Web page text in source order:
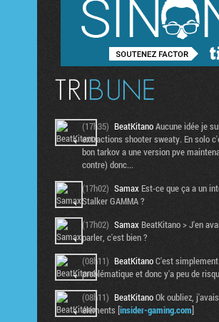
(17h35) BeatKitanoAucune idée je
extractions shooter sweaty. En solo
bon tarkov a une version pve
contre) donc...
(17h02) Samax Est-ce que ça a un
Stalker GAMMA ?
(17h02) Samax BeatKitano > J'en
parler, c'est bien ?
(08h11) BeatKitanoC'est
problématique et donc y'a peu de
(08h11) BeatKitanoOk oubliez,
éléments [insider-gaming.com]